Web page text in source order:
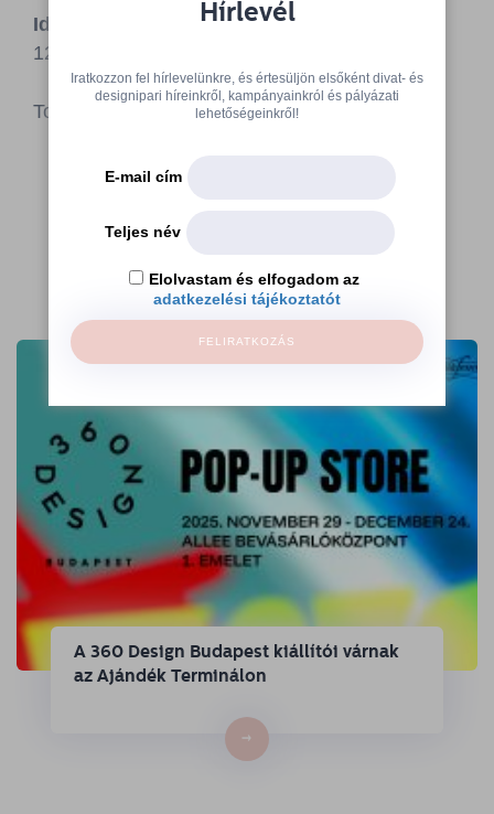
Időpont
: 2019. szeptember 10., kedd, 10:00–
12:30
További információ a HFDAFacebook oldalán
További cikkek
A 360 Design Budapest kiállítói várnak
az Ajándék Terminálon
→
Hírlevél
Iratkozzon fel hírlevelünkre, és értesüljön elsőként divat- és
designipari híreinkről, kampányainkról és pályázati
lehetőségeinkről!
E-mail cím
Teljes név
Elolvastam és elfogadom az
adatkezelési tájékoztatót
FELIRATKOZÁS